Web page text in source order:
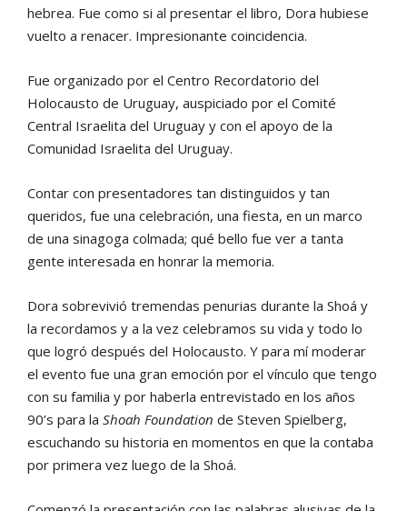
hebrea. Fue como si al presentar el libro, Dora hubiese
vuelto a renacer. Impresionante coincidencia.
Fue organizado por el Centro Recordatorio del
Holocausto de Uruguay, auspiciado por el Comité
Central Israelita del Uruguay y con el apoyo de la
Comunidad Israelita del Uruguay.
Contar con presentadores tan distinguidos y tan
queridos, fue una celebración, una fiesta, en un marco
de una sinagoga colmada; qué bello fue ver a tanta
gente interesada en honrar la memoria.
Dora sobrevivió tremendas penurias durante la Shoá y
la recordamos y a la vez celebramos su vida y todo lo
que logró después del Holocausto. Y para mí moderar
el evento fue una gran emoción por el vínculo que tengo
con su familia y por haberla entrevistado en los años
90’s para la Shoah Foundation de Steven Spielberg,
escuchando su historia en momentos en que la contaba
por primera vez luego de la Shoá.